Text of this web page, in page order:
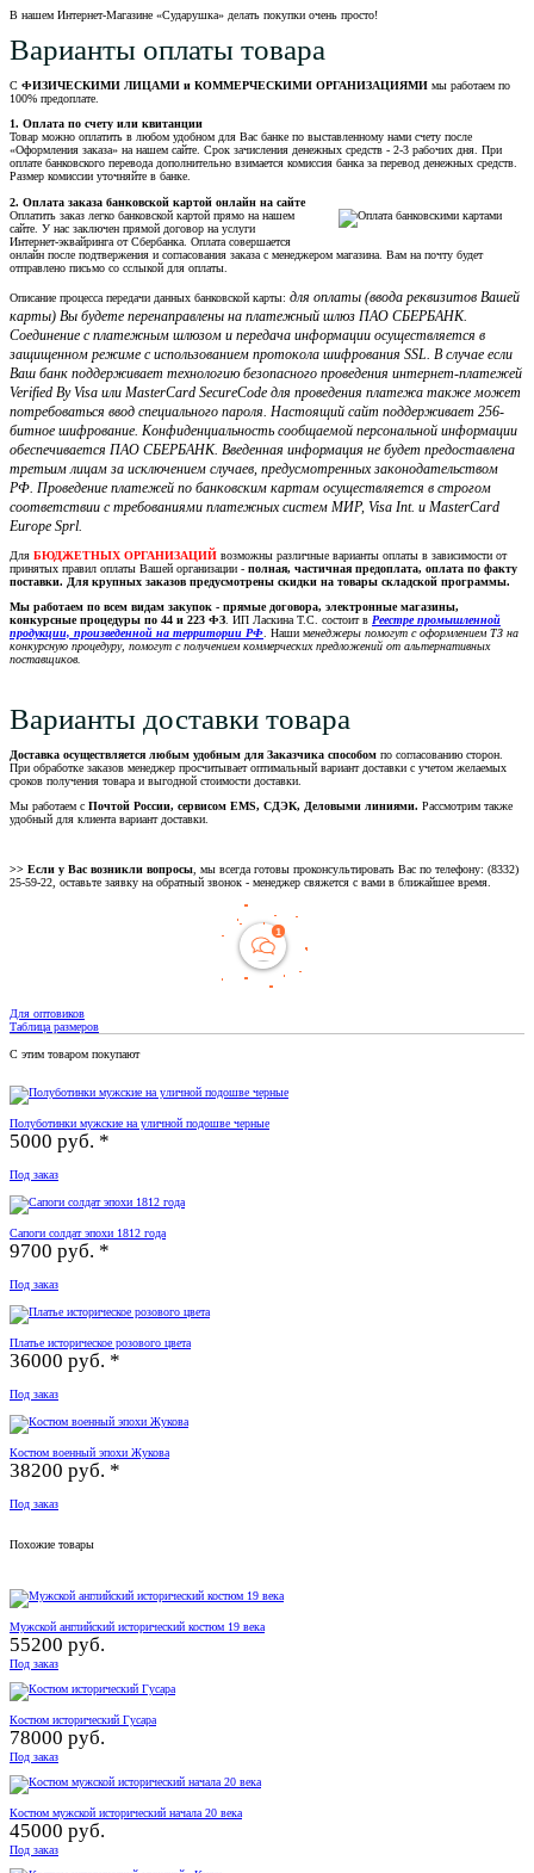
В нашем Интернет-Магазине «Сударушка» делать покупки очень просто!
Варианты оплаты товара
С ФИЗИЧЕСКИМИ ЛИЦАМИ и КОММЕРЧЕСКИМИ ОРГАНИЗАЦИЯМИ мы работаем по
100% предоплате.
1. Оплата по счету или квитанции
Товар можно оплатить в любом удобном для Вас банке по выставленному нами счету после
«Оформления заказа» на нашем сайте. Срок зачисления денежных средств - 2-3 рабочих дня. При
оплате банковского перевода дополнительно взимается комиссия банка за перевод денежных средств.
Размер комиссии уточняйте в банке.
2. Оплата заказа банковской картой онлайн на сайте
Оплатить заказ легко банковской картой прямо на нашем
сайте. У нас заключен прямой договор на услуги
Интернет-эквайринга от Сбербанка. Оплата совершается
онлайн после подтвержения и согласования заказа с менеджером магазина. Вам на почту будет
отправлено письмо со сслыкой для оплаты.
Описание процесса передачи данных банковской карты: для оплаты (ввода реквизитов Вашей
карты) Вы будете перенаправлены на платежный шлюз ПАО СБЕРБАНК.
Соединение с платежным шлюзом и передача информации осуществляется в
защищенном режиме с использованием протокола шифрования SSL. В случае если
Ваш банк поддерживает технологию безопасного проведения интернет-платежей
Verified By Visa или MasterCard SecureCode для проведения платежа также может
потребоваться ввод специального пароля. Настоящий сайт поддерживает 256-
битное шифрование. Конфиденциальность сообщаемой персональной информации
обеспечивается ПАО СБЕРБАНК. Введенная информация не будет предоставлена
третьим лицам за исключением случаев, предусмотренных законодательством
РФ. Проведение платежей по банковским картам осуществляется в строгом
соответствии с требованиями платежных систем МИР, Visa Int. и MasterCard
Europe Sprl.
Для БЮДЖЕТНЫХ ОРГАНИЗАЦИЙ возможны различные варианты оплаты в зависимости от
принятых правил оплаты Вашей организации - полная, частичная предоплата, оплата по факту
поставки. Для крупных заказов предусмотрены скидки на товары складской программы.
Мы работаем по всем видам закупок - прямые договора, электронные магазины,
конкурсные процедуры по 44 и 223 ФЗ. ИП Ласкина Т.С. состоит в Реестре промышленной
продукции, произведенной на территории РФ. Наши менеджеры помогут с оформлением ТЗ на
конкурсную процедуру, помогут с получением коммерческих предложений от альтернативных
поставщиков.
Варианты доставки товара
Доставка осуществляется любым удобным для Заказчика способом по согласованию сторон.
При обработке заказов менеджер просчитывает оптимальный вариант доставки с учетом желаемых
сроков получения товара и выгодной стоимости доставки.
Мы работаем с Почтой России, сервисом EMS, СДЭК, Деловыми линиями. Рассмотрим также
удобный для клиента вариант доставки.
>> Если у Вас возникли вопросы, мы всегда готовы проконсультировать Вас по телефону: (8332)
25-59-22, оставьте заявку на обратный звонок - менеджер свяжется с вами в ближайшее время.
Для оптовиков
Таблица размеров
С этим товаром покупают
Полуботинки мужские на уличной подошве черные
5000 руб. *
Под заказ
Сапоги солдат эпохи 1812 года
9700 руб. *
Под заказ
Платье историческое розового цвета
36000 руб. *
Под заказ
Костюм военный эпохи Жукова
38200 руб. *
Под заказ
Похожие товары
Мужской английский исторический костюм 19 века
55200 руб.
Под заказ
Костюм исторический Гусара
78000 руб.
Под заказ
Костюм мужской исторический начала 20 века
45000 руб.
Под заказ